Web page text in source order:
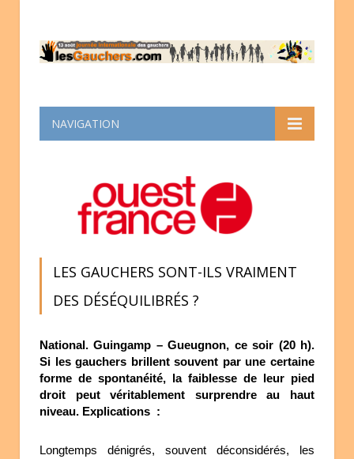
NAVIGATION
LES GAUCHERS SONT-ILS VRAIMENT
DES DÉSÉQUILIBRÉS ?
National. Guingamp – Gueugnon, ce soir (20 h).
Si les gauchers brillent souvent par une certaine
forme de spontanéité, la faiblesse de leur pied
droit peut véritablement surprendre au haut
niveau. Explications :
Longtemps dénigrés, souvent déconsidérés, les